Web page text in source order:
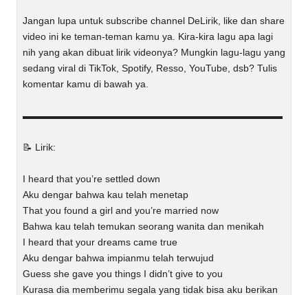
Jangan lupa untuk subscribe channel DeLirik, like dan share
video ini ke teman-teman kamu ya. Kira-kira lagu apa lagi
nih yang akan dibuat lirik videonya? Mungkin lagu-lagu yang
sedang viral di TikTok, Spotify, Resso, YouTube, dsb? Tulis
komentar kamu di bawah ya.
▬▬▬▬▬▬▬▬▬▬▬▬▬▬▬▬▬▬▬▬▬▬▬▬▬▬▬
📝 Lirik:
I heard that you’re settled down
Aku dengar bahwa kau telah menetap
That you found a girl and you’re married now
Bahwa kau telah temukan seorang wanita dan menikah
I heard that your dreams came true
Aku dengar bahwa impianmu telah terwujud
Guess she gave you things I didn’t give to you
Kurasa dia memberimu segala yang tidak bisa aku berikan